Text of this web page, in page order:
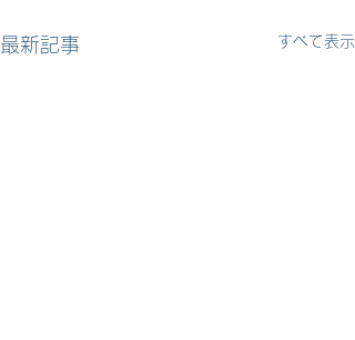
最新記事 すべて表示